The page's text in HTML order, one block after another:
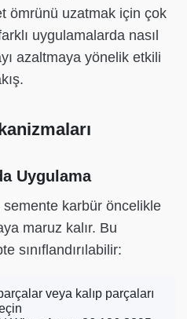
ömrünü uzatmak için çok
uygulamalarda nasıl
azaltmaya yönelik etkili
Uygulama
karbür öncelikle
maruz kalır. Bu
sınıflandırılabilir:
veya kalıp parçaları